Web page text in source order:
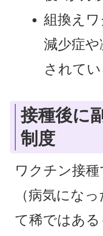
組換え
減少症
されて
接種後に
制度
ワクチン接
（病気にな
て稀ではあ